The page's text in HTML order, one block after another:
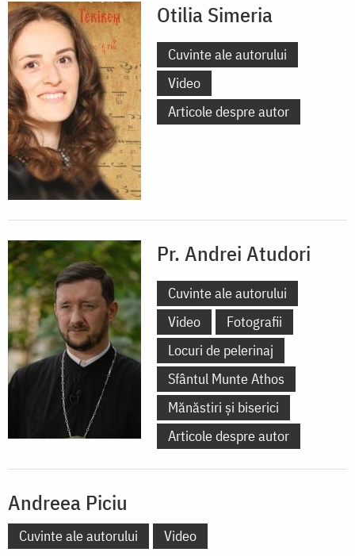
Otilia Simeria
Cuvinte ale autorului
Video
Articole despre autor
Pr. Andrei Atudori
Cuvinte ale autorului
Video
Fotografii
Locuri de pelerinaj
Sfântul Munte Athos
Mănăstiri și biserici
Articole despre autor
Andreea Piciu
Cuvinte ale autorului Video